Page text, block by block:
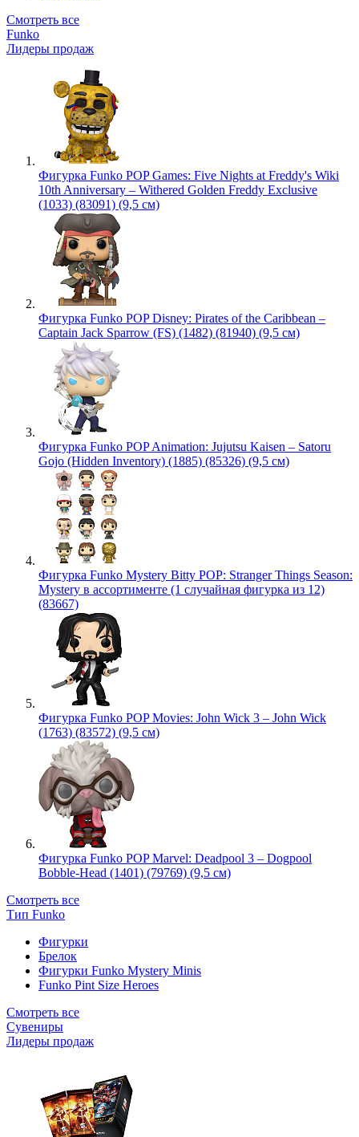
Смотреть все
Funko
Лидеры продаж
Фигурка Funko POP Games: Five Nights at Freddy's Wiki
10th Anniversary – Withered Golden Freddy Exclusive
(1033) (83091) (9,5 см)
Фигурка Funko POP Disney: Pirates of the Caribbean –
Captain Jack Sparrow (FS) (1482) (81940) (9,5 см)
Фигурка Funko POP Animation: Jujutsu Kaisen – Satoru
Gojo (Hidden Inventory) (1885) (85326) (9,5 см)
Фигурка Funko Mystery Bitty POP: Stranger Things Season:
Mystery в ассортименте (1 случайная фигурка из 12)
(83667)
Фигурка Funko POP Movies: John Wick 3 – John Wick
(1763) (83572) (9,5 см)
Фигурка Funko POP Marvel: Deadpool 3 – Dogpool
Bobble-Head (1401) (79769) (9,5 см)
Смотреть все
Тип Funko
Фигурки
Брелок
Фигурки Funko Mystery Minis
Funko Pint Size Heroes
Смотреть все
Сувениры
Лидеры продаж